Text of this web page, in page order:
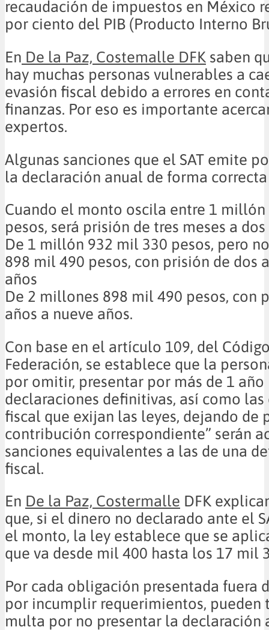
recaudación de impuestos en México
por ciento del PIB (Producto Interno
En De la Paz, Costemalle DFK saben
hay muchas personas vulnerables a
evasión fiscal debido a errores en
finanzas. Por eso es importante
expertos.
Algunas sanciones que el SAT emite
la declaración anual de forma correcta
Cuando el monto oscila entre 1
pesos, será prisión de tres meses a dos
De 1 millón 932 mil 330 pesos, pero
898 mil 490 pesos, con prisión de dos
años
De 2 millones 898 mil 490 pesos, con
años a nueve años.
Con base en el artículo 109, del
Federación, se establece que la
por omitir, presentar por más de 1 año
declaraciones definitivas, así como
fiscal que exijan las leyes, dejando de
contribución correspondiente” serán
sanciones equivalentes a las de una
fiscal.
En De la Paz, Costermalle DFK
que, si el dinero no declarado ante el
el monto, la ley establece que se
que va desde mil 400 hasta los 17 mil
Por cada obligación presentada fuera
por incumplir requerimientos, pueden
multa por no presentar la declaración